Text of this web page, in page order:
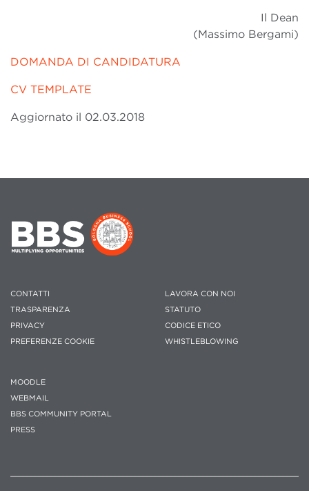
Il Dean
(Massimo Bergami)
DOMANDA DI CANDIDATURA
CV TEMPLATE
Aggiornato il 02.03.2018
CONTATTI
TRASPARENZA
PRIVACY
PREFERENZE COOKIE
LAVORA CON NOI
STATUTO
CODICE ETICO
WHISTLEBLOWING
MOODLE
WEBMAIL
BBS COMMUNITY PORTAL
PRESS